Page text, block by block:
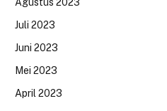
Juli 2023
Juni 2023
Mei 2023
April 2023